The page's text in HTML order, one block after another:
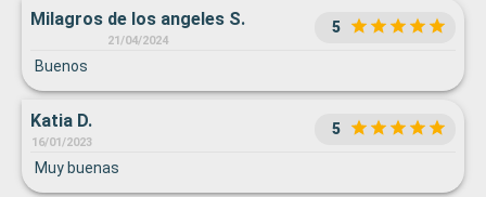
Milagros de los angeles S.
21/04/2024
5
Buenos
Katia D.
16/01/2023
5
Muy buenas